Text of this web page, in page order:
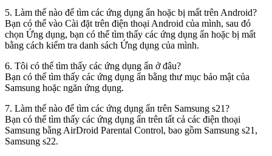
5. Làm thế nào để tìm các ứng dụng ẩn hoặc bị mất trên Android?
Bạn có thể vào Cài đặt trên điện thoại Android của mình, sau đó
chọn Ứng dụng, bạn có thể tìm thấy các ứng dụng ẩn hoặc bị mất
bằng cách kiểm tra danh sách Ứng dụng của mình.
6. Tôi có thể tìm thấy các ứng dụng ẩn ở đâu?
Bạn có thể tìm thấy các ứng dụng ẩn bằng thư mục bảo mật của
Samsung hoặc ngăn ứng dụng.
7. Làm thế nào để tìm các ứng dụng ẩn trên Samsung s21?
Bạn có thể tìm thấy các ứng dụng ẩn trên tất cả các điện thoại
Samsung bằng AirDroid Parental Control, bao gồm Samsung s21,
Samsung s22.